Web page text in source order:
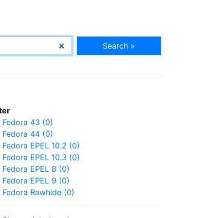
Search »
Fedora 43 (0)
Fedora 44 (0)
Fedora EPEL 10.2 (0)
Fedora EPEL 10.3 (0)
Fedora EPEL 8 (0)
Fedora EPEL 9 (0)
Fedora Rawhide (0)